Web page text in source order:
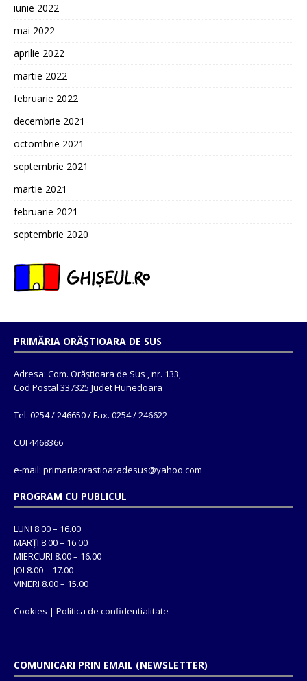
iunie 2022
mai 2022
aprilie 2022
martie 2022
februarie 2022
decembrie 2021
octombrie 2021
septembrie 2021
martie 2021
februarie 2021
septembrie 2020
PRIMĂRIA ORĂȘTIOARA DE SUS
Adresa: Com. Orăștioara de Sus , nr. 133,
Cod Postal 337325 Judet Hunedoara
Tel. 0254 / 246650 / Fax. 0254 / 246622
CUI 4468366
e-mail: primariaorastioaradesus@yahoo.com
PROGRAM CU PUBLICUL
LUNI 8.00 – 16.00
MARȚI 8.00 – 16.00
MIERCURI 8.00 – 16.00
JOI 8.00 – 17.00
VINERI 8.00 – 15.00
Cookies | Politica de confidentialitate
COMUNICARI PRIN EMAIL (NEWSLETTER)